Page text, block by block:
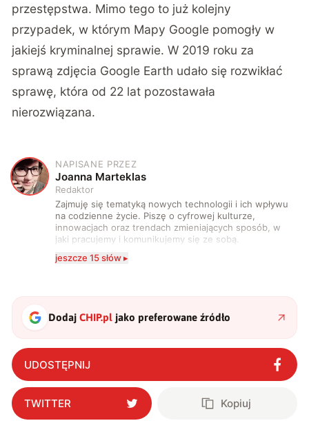
przestępstwa. Mimo tego to już kolejny
przypadek, w którym Mapy Google pomogły w
jakiejś kryminalnej sprawie. W 2019 roku za
sprawą zdjęcia Google Earth udało się rozwikłać
sprawę, która od 22 lat pozostawała
nierozwiązana.
J
NAPISANE PRZEZ
Joanna Marteklas
Redaktor
Zajmuję się tematyką nowych technologii i ich wpływu
na codzienne życie. Piszę o cyfrowej kulturze,
innowacjach oraz trendach zmieniających sposób, w
jaki pracujemy i komunikujemy się ze sobą.
Szczególnie interesuje mnie relacja między rozwojem
technologii a współczesną popkulturą. W wolnych
jeszcze 15 słów ▸
DodajCHIP.pl jako preferowane źródło
UDOSTĘPNIJ
TWITTER Kopiuj